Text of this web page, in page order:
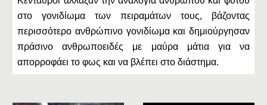
στο γονιδίωμα των πειραμάτων τους, βάζοντας
περισσότερο ανθρώπινο γονιδίωμα και δημιούργησαν
πράσινο ανθρωποειδές με μαύρα μάτια για να
απορροφάει το φως και να βλέπει στο διάστημα.